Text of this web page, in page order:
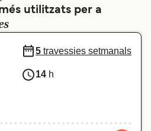
Norge
utilitzats per a
5 travessies setmanals
14 h